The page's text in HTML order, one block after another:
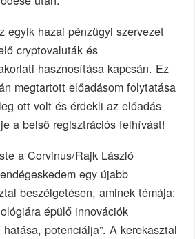
egyik hazai pénzügyi szervezet
cryptovaluták és
hasznosítása kapcsán. Ez
megtartott előadásom folytatása
ott volt és érdekli az előadás
a belső regisztrációs felhívást!
a Corvinus/Rajk László
egy újabb
beszélgetésen, aminek témája:
épülő innovációk
potenciálja”. A kerekasztal